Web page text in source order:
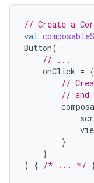
// Create a
val
Button(
// ...
onClick = {
//
// and
}
}
)
{ /* ... */